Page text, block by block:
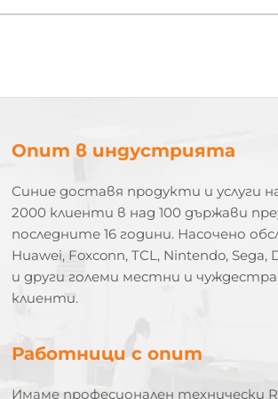
Опит в индустрията
Синие доставя продукти и услуги
2000 клиенти в над 100 държави
последните 16 години. Насочено
Huawei, Foxconn, TCL, Nintendo, Sega,
и други големи местни и
клиенти.
Работници с опит
Имаме професионален технически